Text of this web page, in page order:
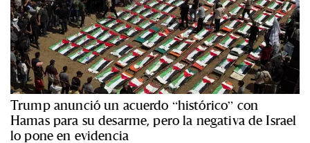
Trump anunció un acuerdo “histórico” con
Hamas para su desarme, pero la negativa de Israel
lo pone en evidencia